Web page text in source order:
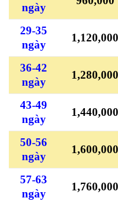
ngày
29-35
ngày
1,120,000
36-42
ngày
1,280,000
43-49
ngày
1,440,000
50-56
ngày
1,600,000
57-63
ngày
1,760,000